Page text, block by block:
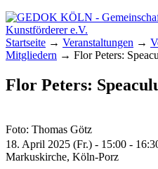
GEDOK KÖLN
Gemeinschaft der
Kunstförderer e.V.
Startseite → Veranstaltungen →
Mitgliedern → Flor Peters:
Flor Peters:
Foto: Thomas Götz
18. April 2025 (Fr.) - 15:00 -
Markuskirche, Köln-Porz